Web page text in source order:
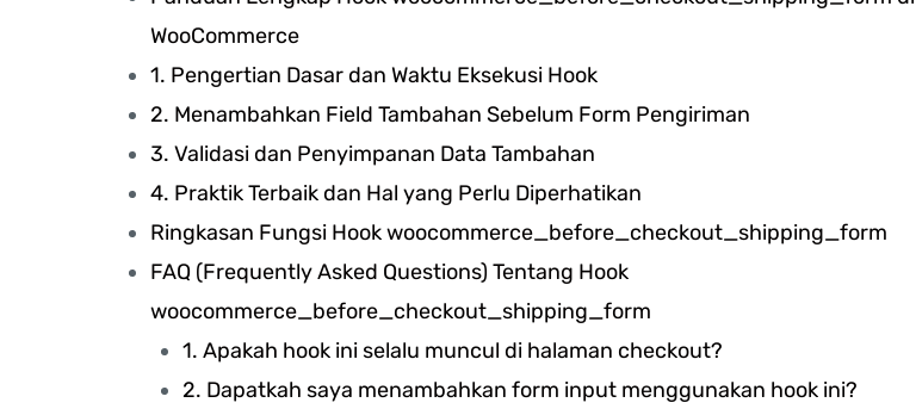
WooCommerce
1. Pengertian Dasar dan Waktu Eksekusi Hook
2. Menambahkan Field Tambahan Sebelum Form Pengiriman
3. Validasi dan Penyimpanan Data Tambahan
4. Praktik Terbaik dan Hal yang Perlu Diperhatikan
Ringkasan Fungsi Hook woocommerce_before_checkout_shipping_form
FAQ (Frequently Asked Questions) Tentang Hook
woocommerce_before_checkout_shipping_form
1. Apakah hook ini selalu muncul di halaman checkout?
2. Dapatkah saya menambahkan form input menggunakan hook ini?